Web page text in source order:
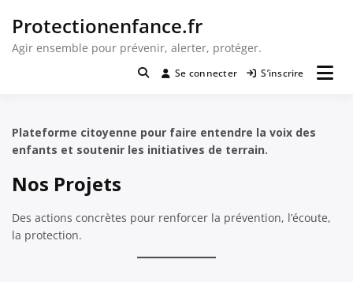
contenu
Protectionenfance.fr
Agir ensemble pour prévenir, alerter, protéger.
Se connecter S’inscrire
Plateforme citoyenne pour faire entendre la voix des
enfants et soutenir les initiatives de terrain.
Nos Projets
Des actions concrètes pour renforcer la prévention, l’écoute,
la protection.